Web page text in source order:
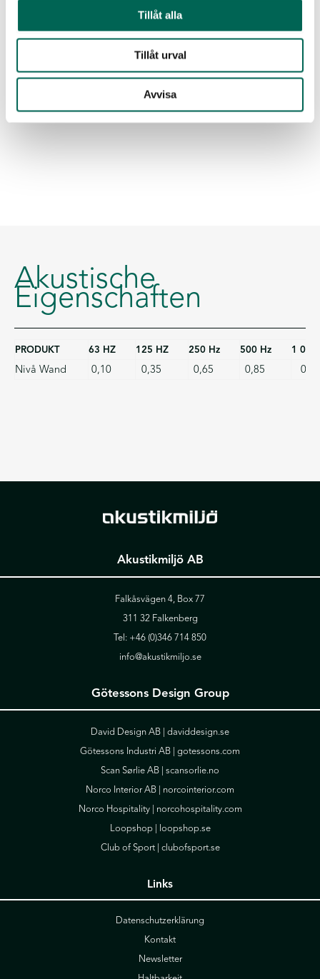
Tillåt alla
Tillåt urval
Avvisa
CAD
Laden Sie alle Dokumente als
Akustische
Eigenschaften
PRODUKT 63 HZ 125 HZ 250 Hz 500 Hz 1 000
Nivå Wand 0,10 0,35 0,65 0,85 0,80
Akustikmiljö AB
Falkåsvägen 4, Box 77
311 32 Falkenberg
Tel: +46 (0)346 714 850
info@akustikmiljo.se
Götessons Design Group
David Design AB | daviddesign.se
Götessons Industri AB | gotessons.com
Scan Sørlie AB | scansorlie.no
Norco Interior AB | norcointerior.com
Norco Hospitality | norcohospitality.com
Loopshop |
loopshop.se
Club of Sport | clubofsport.se
Links
Datenschutzerklärung
Kontakt
Newsletter